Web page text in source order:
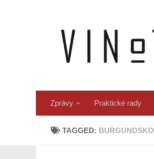
Zprávy Praktické rady
TAGGED: BURGUNDSKO